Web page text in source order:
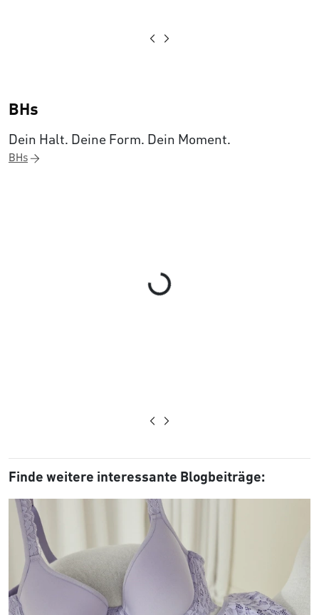
BHs
Dein Halt. Deine Form. Dein Moment.
BHs
Loading...
Finde weitere interessante Blogbeiträge: